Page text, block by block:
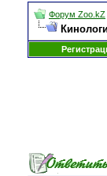
Форум Zoo.kZ